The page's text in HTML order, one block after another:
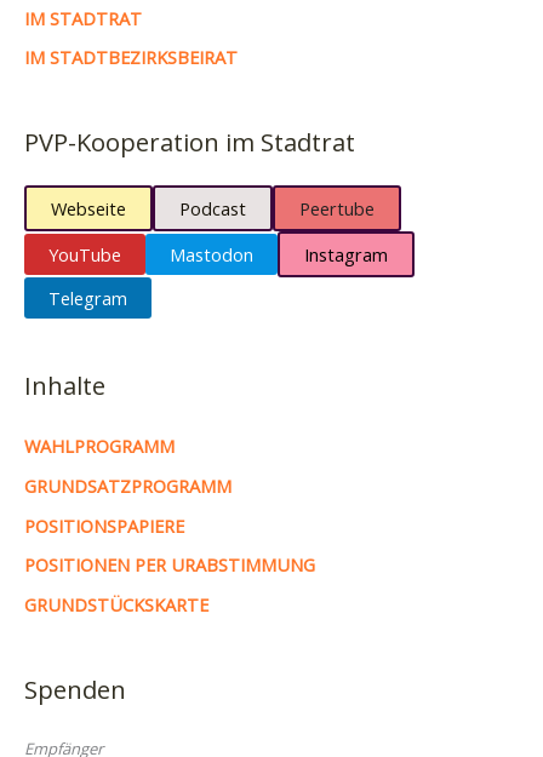
IM STADTRAT
IM STADTBEZIRKSBEIRAT
PVP-Kooperation im Stadtrat
Webseite Podcast
Peertube
YouTube
Mastodon
Instagram
Telegram
Inhalte
WAHLPROGRAMM
GRUNDSATZPROGRAMM
POSITIONSPAPIERE
POSITIONEN PER URABSTIMMUNG
GRUNDSTÜCKSKARTE
Spenden
Empfänger